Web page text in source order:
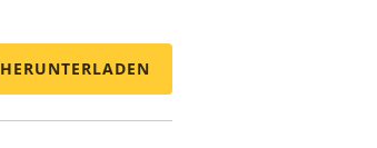
HERUNTERLADEN